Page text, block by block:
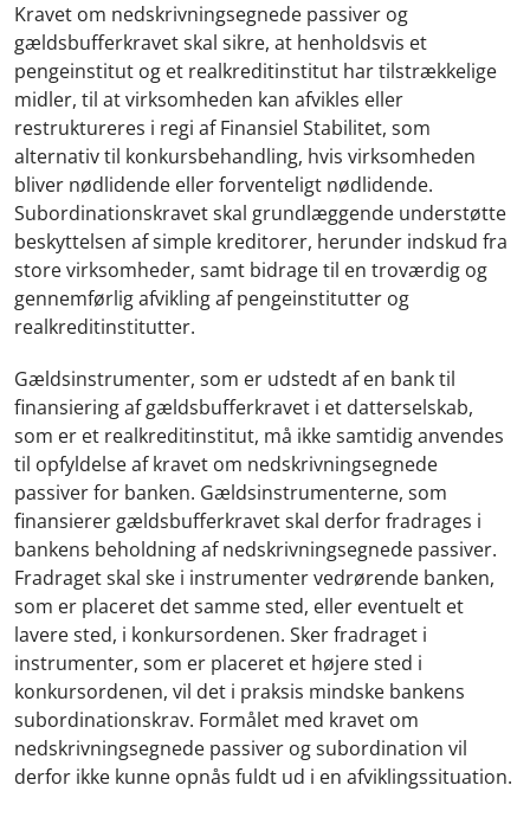
Kravet om nedskrivningsegnede passiver og
gældsbufferkravet skal sikre, at henholdsvis et
pengeinstitut og et realkreditinstitut har tilstrækkelige
midler, til at virksomheden kan afvikles eller
restruktureres i regi af Finansiel Stabilitet, som
alternativ til konkursbehandling, hvis virksomheden
bliver nødlidende eller forventeligt nødlidende.
Subordinationskravet skal grundlæggende understøtte
beskyttelsen af simple kreditorer, herunder indskud fra
store virksomheder, samt bidrage til en troværdig og
gennemførlig afvikling af pengeinstitutter og
realkreditinstitutter.
Gældsinstrumenter, som er udstedt af en bank til
finansiering af gældsbufferkravet i et datterselskab,
som er et realkreditinstitut, må ikke samtidig anvendes
til opfyldelse af kravet om nedskrivningsegnede
passiver for banken. Gældsinstrumenterne, som
finansierer gældsbufferkravet skal derfor fradrages i
bankens beholdning af nedskrivningsegnede passiver.
Fradraget skal ske i instrumenter vedrørende banken,
som er placeret det samme sted, eller eventuelt et
lavere sted, i konkursordenen. Sker fradraget i
instrumenter, som er placeret et højere sted i
konkursordenen, vil det i praksis mindske bankens
subordinationskrav. Formålet med kravet om
nedskrivningsegnede passiver og subordination vil
derfor ikke kunne opnås fuldt ud i en afviklingssituation.